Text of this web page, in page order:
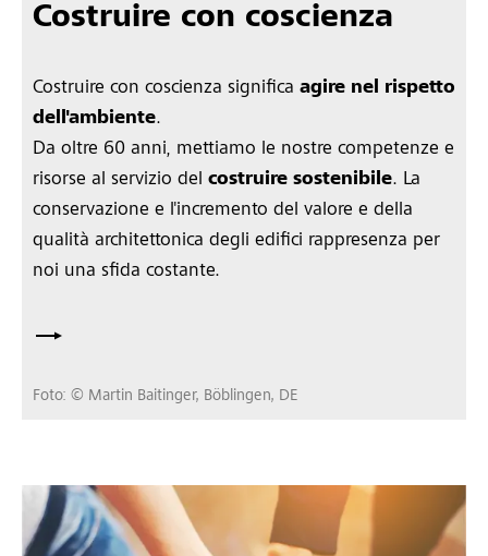
Costruire con coscienza
Costruire con coscienza significa agire nel rispetto
dell'ambiente.
Da oltre 60 anni, mettiamo le nostre competenze e
risorse al servizio del costruire sostenibile. La
conservazione e l'incremento del valore e della
qualità architettonica degli edifici rappresenza per
noi una sfida costante.
Foto: © Martin Baitinger, Böblingen, DE